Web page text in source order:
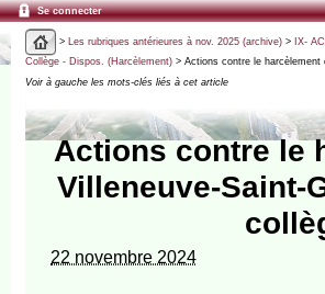
Se connecter
> Les rubriques antérieures à nov. 2025 (archive)> IX-
Collège - Dispos. (Harcèlement)> Actions contre le harcèlement
Voir à gauche les mots-clés liés à cet article
Actions contre le
Villeneuve-Saint-
22 novembre 2024